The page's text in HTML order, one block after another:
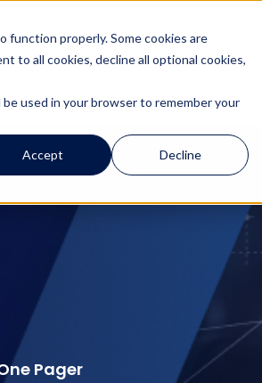
function properly. Some cookies are
to all cookies, decline all optional cookies,
used in your browser to remember your
Accept Decline
Pager